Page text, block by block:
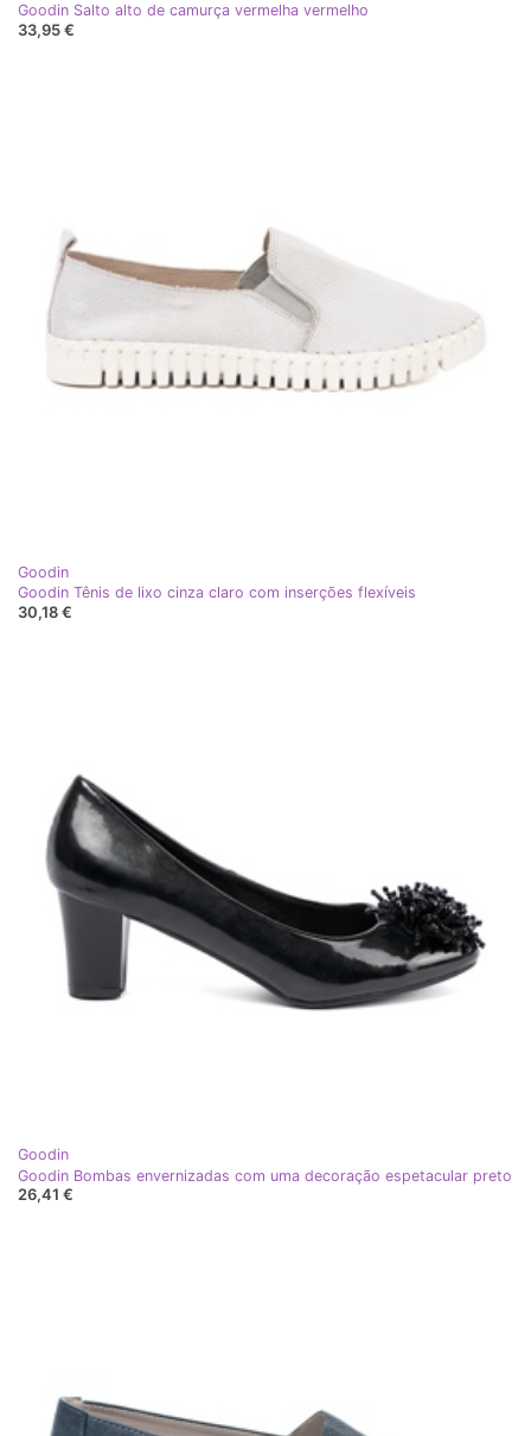
Goodin Salto alto de camurça vermelha vermelho
33,95 €
Goodin
Goodin Tênis de lixo cinza claro com inserções flexíveis
30,18 €
Goodin
Goodin Bombas envernizadas com uma decoração espetacular preto
26,41 €